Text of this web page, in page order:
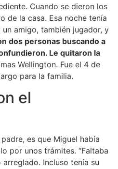
Cuando se dieron los
de la casa. Esa noche tenía
amigo, también jugador, y
dos personas buscando a
Le quitaron la
Wellington. Fue el 4 de
para la familia.
el
es que Miguel había
por unos trámites. “Faltaba
Incluso tenía su